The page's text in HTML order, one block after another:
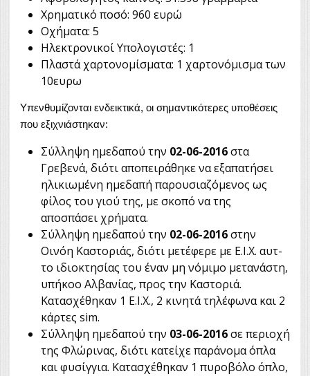
Χρηματικό ποσό: 960 ευρώ
Οχήματα: 5
Ηλεκτρονικοί Υπολογιστές: 1
Πλαστά χαρτονομίσματα: 1 χαρτονόμισμα των
10ευρω
Υπενθυμίζονται ενδεικτικά, οι σημαντικότερες υποθέσεις
που εξιχνιάστηκαν:
Σύλληψη ημεδαπού την 02-06-2016στα
Γρεβενά, διότι αποπειράθηκε να εξαπατήσει
ηλικιωμένη ημεδαπή παρουσιαζόμενος ως
φίλος του γιού της, με σκοπό να της
αποσπάσει χρήματα.
Σύλληψη ημεδαπού την 02-06-2016στην
Οινόη Καστοριάς, διότι μετέφερε με Ε.Ι.Χ. αυτ-
το ιδιοκτησίας του έναν μη νόμιμο μετανάστη,
υπήκοο Αλβανίας, προς την Καστοριά.
Κατασχέθηκαν 1 Ε.Ι.Χ., 2 κινητά τηλέφωνα και 2
κάρτες sim.
Σύλληψη ημεδαπού την 03-06-2016σε περιοχή
της Φλώρινας, διότι κατείχε παράνομα όπλα
και φυσίγγια. Κατασχέθηκαν 1 πυροβόλο όπλο,